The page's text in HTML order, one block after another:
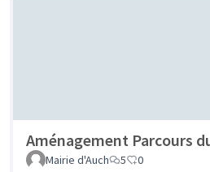
Aménagement Parcours
Mairie d'Auch 5 0